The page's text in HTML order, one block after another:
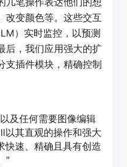
改变颜色等。这些交互
）实时监控，以预测
后，我们应用强大的扩
支插件模块，精确控制
及任何需要图像编辑
其直观的操作和强大
快速、精确且具有创造
"